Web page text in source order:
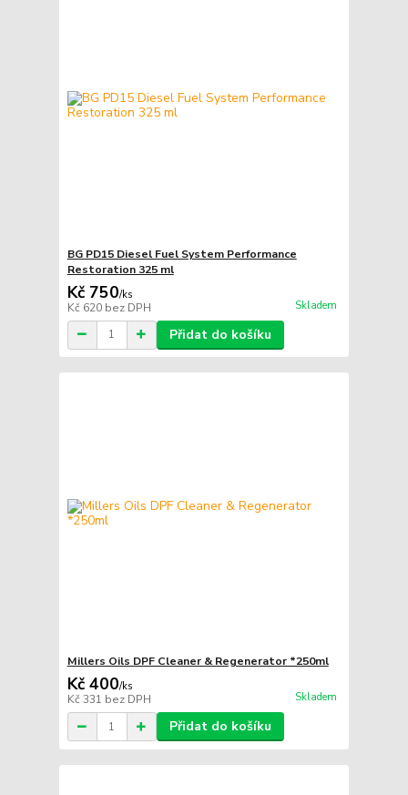
BG PD15 Diesel Fuel System Performance
Restoration 325 ml
Kč 750/ks
Kč 620 bez DPH Skladem
Přidat do košíku
Millers Oils DPF Cleaner & Regenerator *250ml
Kč 400/ks
Kč 331 bez DPH Skladem
Přidat do košíku